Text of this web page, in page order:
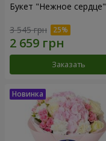
Букет "Нежное сердце"
3 545 грн
Заказать